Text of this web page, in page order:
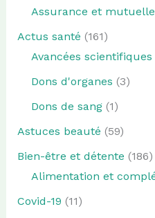
Assurance et
Actus santé (161)
Avancées scientifiques
Dons d'organes (3)
Dons de sang(1)
Astuces beauté (59)
Bien-être et détente (186)
Alimentation et
Covid-19 (11)